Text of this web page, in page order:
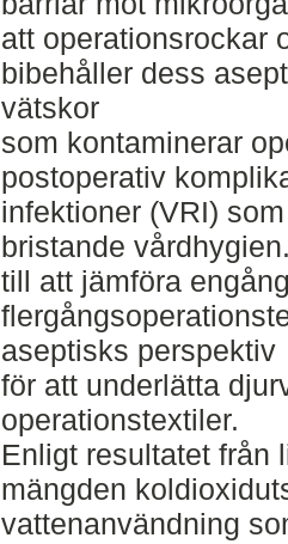
att operationsrockar
bibehåller dess
vätskor
som kontaminerar
postoperativ
infektioner (VRI)
bristande
till att jämföra
aseptisks perspektiv
för att underlätta
operationstextiler.
Enligt resultatet från
mängden
vattenanvändning